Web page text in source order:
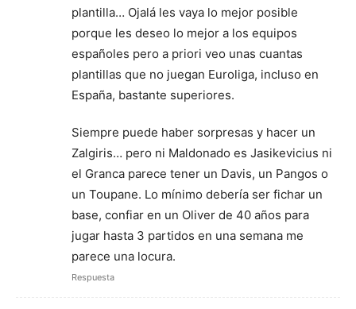
plantilla… Ojalá les vaya lo mejor posible
porque les deseo lo mejor a los equipos
españoles pero a priori veo unas cuantas
plantillas que no juegan Euroliga, incluso en
España, bastante superiores.
Siempre puede haber sorpresas y hacer un
Zalgiris… pero ni Maldonado es Jasikevicius ni
el Granca parece tener un Davis, un Pangos o
un Toupane. Lo mínimo debería ser fichar un
base, confiar en un Oliver de 40 años para
jugar hasta 3 partidos en una semana me
parece una locura.
Respuesta